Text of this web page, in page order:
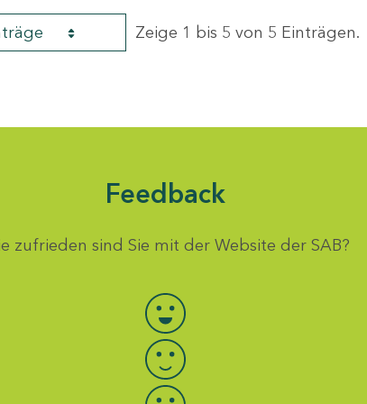
Zeige 1 bis 5 von 5 Einträgen.
Feedback
zufrieden sind Sie mit der Website der SAB?
Bewertung auswählen